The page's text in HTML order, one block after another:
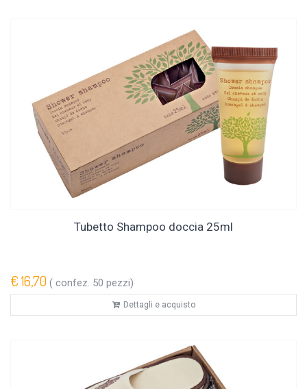
Tubetto Shampoo doccia 25ml
€ 16,70 ( confez. 50 pezzi)
Dettagli e acquisto